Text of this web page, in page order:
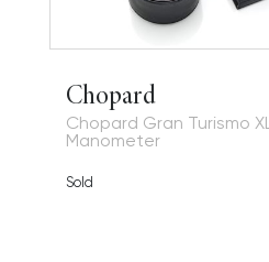
Chopard
Chopard Gran Turismo
Manometer
Sold